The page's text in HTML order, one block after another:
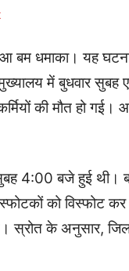
बम धमाका। यह
में बुधवार सुबह
की मौत हो गई।
4:00 बजे हुई थी।
को विस्फोट
स्रोत के अनुसार,